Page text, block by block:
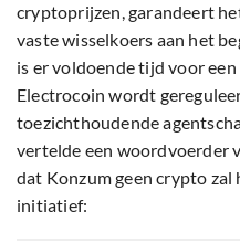
cryptoprijzen, garandeert
vaste wisselkoers aan het
is er voldoende tijd voor
Electrocoin wordt
toezichthoudende
vertelde een woordvoerder
dat Konzum geen crypto
initiatief: